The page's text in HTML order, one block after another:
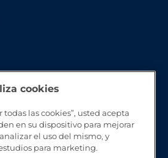
cookies
todas las cookies”, usted acepta
en su dispositivo para mejorar
el uso del mismo, y
para marketing.